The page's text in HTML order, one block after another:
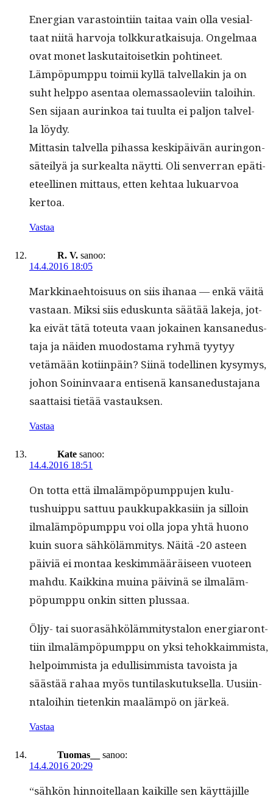
Ener­gian varas­toin­ti­in taitaa vain olla vesial­
taat niitä har­vo­ja tolkku­ratkaisu­ja. Ongel­maa
ovat mon­et lasku­taitoisetkin pohtineet.
Läm­pöpump­pu toimii kyl­lä talvel­lakin ja on
suht help­po asen­taa ole­mas­saole­vi­in taloi­hin.
Sen sijaan aurinkoa tai tuul­ta ei paljon talvel­
la löydy.
Mit­tasin talvel­la pihas­sa keskipäivän auringon­
säteilyä ja surkeal­ta näyt­ti. Oli sen­ver­ran epäti­
eteelli­nen mit­taus, etten kehtaa lukuar­voa
kertoa.
Vastaa
R. V. sanoo:
14.4.2016 18:05
Markki­nae­htoisu­us on siis ihanaa — enkä väitä
vas­taan. Mik­si siis eduskun­ta säätää lake­ja, jot­
ka eivät tätä toteu­ta vaan jokainen kansane­dus­
ta­ja ja näi­den muo­dosta­ma ryh­mä tyy­tyy
vetämään koti­in­päin? Siinä todel­li­nen kysymys,
johon Soin­in­vaara entisenä kansane­dus­ta­jana
saat­taisi tietää vastauksen.
Vastaa
Kate sanoo:
14.4.2016 18:51
On tot­ta että ilmaläm­pöpump­pu­jen kulu­
tushuip­pu sat­tuu paukku­pakkasi­in ja sil­loin
ilmaläm­pöpump­pu voi olla jopa yhtä huono
kuin suo­ra sähköläm­mi­tys. Näitä ‑20 asteen
päiviä ei mon­taa keskim­määräiseen vuo­teen
mah­du. Kaikki­na muina päiv­inä se ilmaläm­
pöpump­pu onkin sit­ten plussaa.
Öljy- tai suo­rasähköläm­mi­tys­talon ener­gia­ront­
ti­in ilmaläm­pöpump­pu on yksi tehokkaim­mista,
helpoim­mista ja edullisim­mista tavoista ja
säästää rahaa myös tun­ti­lasku­tuk­sel­la. Uusi­in­
ntaloi­hin tietenkin maaläm­pö on järkeä.
Vastaa
Tuomas__
sanoo:
14.4.2016 20:29
“sähkön hin­noitel­laan kaikille sen käyt­täjille